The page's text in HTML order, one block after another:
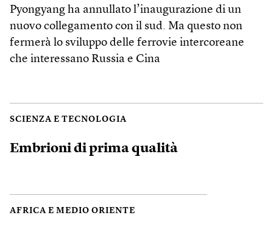
Pyongyang ha annullato l’inaugurazione di un
nuovo collegamento con il sud. Ma questo non
fermerà lo sviluppo delle ferrovie intercoreane
che interessano Russia e Cina
SCIENZA E TECNOLOGIA
Embrioni di prima qualità
AFRICA E MEDIO ORIENTE